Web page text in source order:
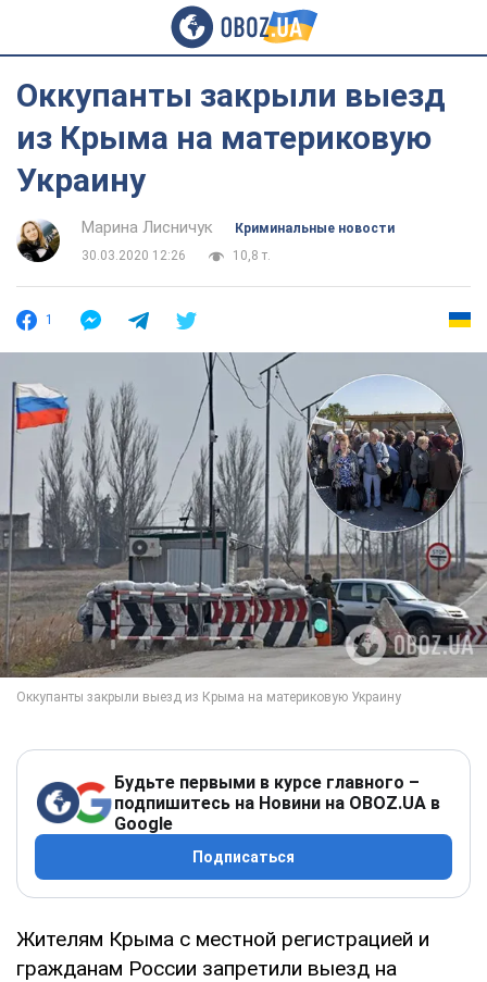
Оккупанты закрыли выезд
из Крыма на материковую
Украину
Марина Лисничук
Криминальные новости
30.03.2020 12:26
10,8 т.
1
Будьте первыми в курсе главного –
подпишитесь на Новини на OBOZ.UA в
Google
Подписаться
Жителям Крыма с местной регистрацией и
гражданам России запретили выезд на